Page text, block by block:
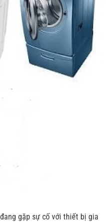
gặp sự cố với thiết bị gia